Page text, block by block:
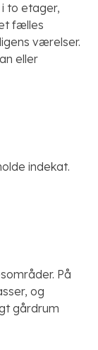
to etager,
fælles
værelser.
eller
indekat.
På
og
gårdrum